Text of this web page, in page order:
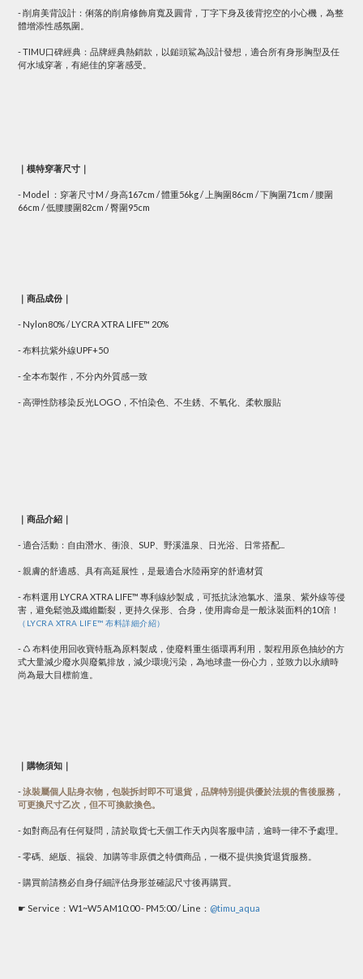
- 削肩美背設計：俐落的削肩修飾肩寬及圓背，丁字下身及後背挖空的小心機，為整
體增添性感氛圍。
- TIMU口碑經典：品牌經典熱銷款，以鎚頭鯊為設計發想，適合所有身形胸型及任
何水域穿著，有絕佳的穿著感受。
｜模特穿著尺寸｜
- Model ： 穿著尺寸M / 身高167cm / 體重56kg / 上胸圍86cm / 下胸圍71cm / 腰圍
66cm / 低腰腰圍82cm / 臀圍95cm
｜商品成份｜
- Nylon80% / LYCRA XTRA LIFE™ 20%
- 布料抗紫外線UPF+50
- 全本布製作，不分內外質感一致
- 高彈性防移染反光LOGO，不怕染色、不生銹、不氧化、柔軟服貼
｜商品介紹｜
- 適合活動：自由潛水、衝浪、SUP、野溪溫泉、日光浴、日常搭配...
- 親膚的舒適感、具有高延展性，是最適合水陸兩穿的舒適材質
- 布料選用 LYCRA XTRA LIFE™ 專利線紗製成，可抵抗泳池氯水、溫泉、紫外線等侵
害，避免鬆弛及纖維斷裂，更持久保形、合身，使用壽命是一般泳裝面料的10倍！
（LYCRA XTRA LIFE™ 布料詳細介紹）
- ♺ 布料使用回收寶特瓶為原料製成，使廢料重生循環再利用，製程用原色抽紗的方
式大量減少廢水與廢氣排放，減少環境污染，為地球盡一份心力，並致力以永續時
尚為最大目標前進。
｜購物須知｜
-泳裝屬個人貼身衣物，包裝拆封即不可退貨，品牌特別提供優於法規的售後服務，
可更換尺寸乙次，但不可換款換色。
- 如對商品有任何疑問，請於取貨七天個工作天內與客服申請，逾時一律不予處理。
- 零碼、絕版、福袋、加購等非原價之特價商品，一概不提供換貨退貨服務。
- 購買前請務必自身仔細評估身形並確認尺寸後再購買。
☛ Service：W1~W5 AM10:00 - PM5:00 / Line： @timu_aqua